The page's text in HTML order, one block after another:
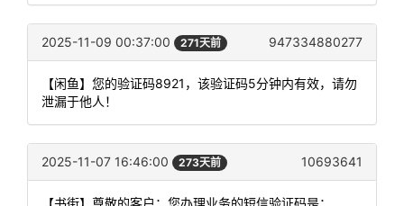
2025-11-09 00:37:00 271天前 947334880277
【闲鱼】您的验证码8921，该验证码5分钟内有效，请勿
泄漏于他人！
2025-11-07 16:46:00 273天前 10693641